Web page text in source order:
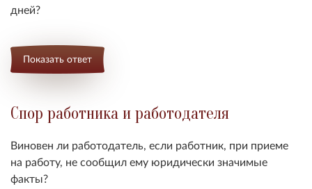
дней?
Показать ответ
Спор работника и работодателя
Виновен ли работодатель, если работник, при приеме
на работу, не сообщил ему юридически значимые
факты?